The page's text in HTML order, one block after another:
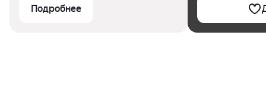
Подробнее